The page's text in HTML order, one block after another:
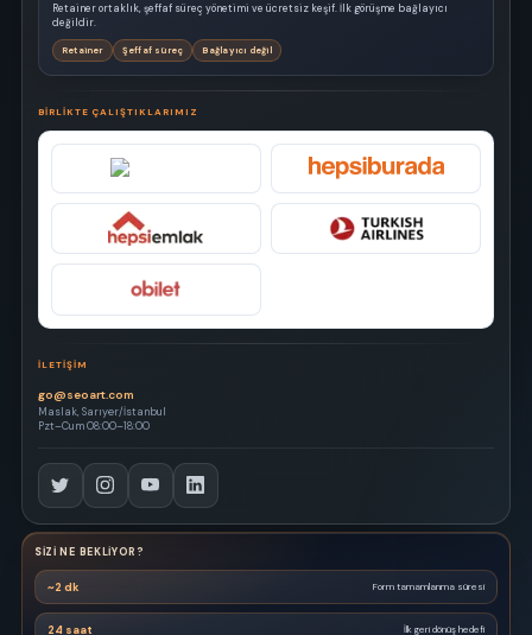
Retainer ortaklık, şeffaf süreç yönetimi ve ücretsiz keşif. İlk görüşme bağlayıcı
değildir.
Retainer Şeffaf süreç Bağlayıcı değil
BIRLIKTE ÇALIŞTIKLARIMIZ
İLETIŞIM
go@seoart.com
Maslak, Sarıyer/İstanbul
Pzt–Cum 08:00–18:00
SIZI NE BEKLIYOR?
~2 dk Form tamamlanma süresi
24 saat İlk geri dönüş hedefi